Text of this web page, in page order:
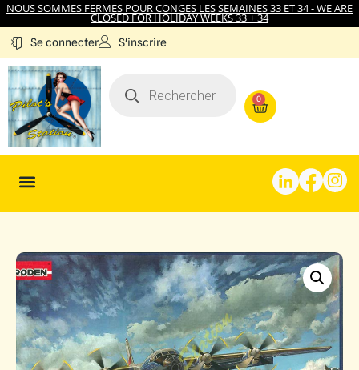
NOUS SOMMES FERMES POUR CONGES LES SEMAINES 33 ET 34 - WE ARE
CLOSED FOR HOLIDAY WEEKS 33 + 34
Se connecter S'inscrire
0